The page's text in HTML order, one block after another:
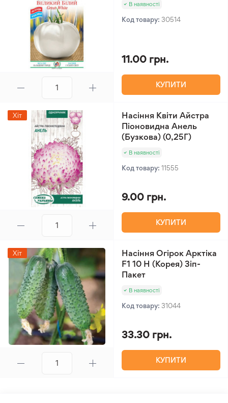
В наявності
Код товару: 30514
11.00 грн.
КУПИТИ
Хіт
Насіння Квіти Айстра
Піоновидна Анель
(Бузкова) (0,25Г)
В наявності
Код товару: 11555
9.00 грн.
КУПИТИ
Хіт
Насіння Огірок Арктіка
F1 10 Н (Корея) Зіп-
Пакет
В наявності
Код товару: 31044
33.30 грн.
КУПИТИ